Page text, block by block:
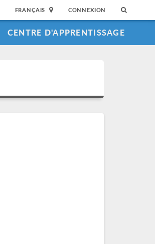
FRANÇAIS CONNEXION
CENTRE D'APPRENTISSAGE